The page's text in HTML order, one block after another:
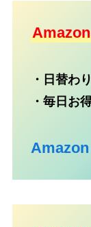
・日替わ
・毎日お